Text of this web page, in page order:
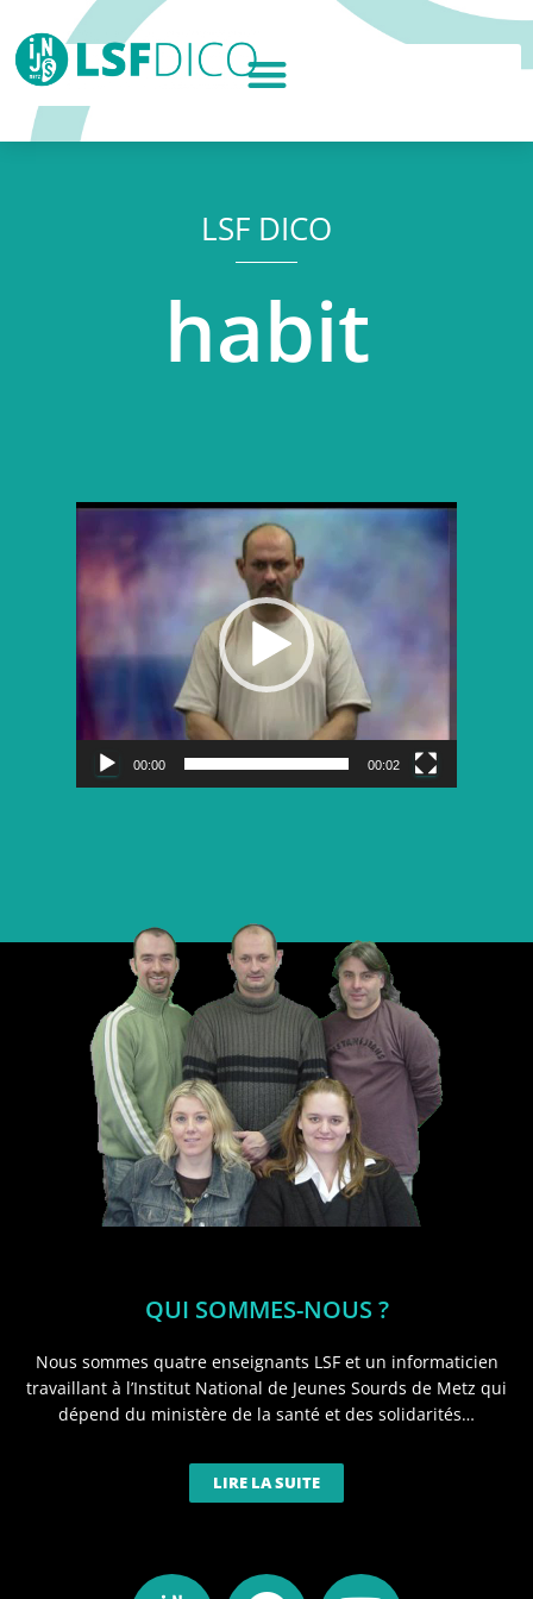
LSF DICO
habit
Lecteur
vidéo
00:00 00:02
QUI SOMMES-NOUS ?
Nous sommes quatre enseignants LSF et un informaticien
travaillant à l’Institut National de Jeunes Sourds de Metz qui
dépend du ministère de la santé et des solidarités…
LIRE LA SUITE